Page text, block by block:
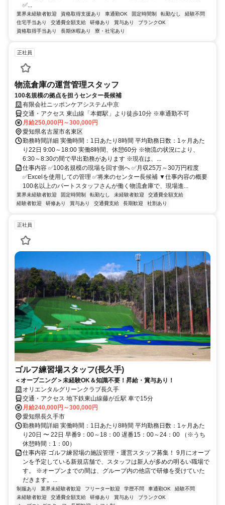
✅...
業界未経験者歓迎 資格取得支援あり 車通勤OK 固定時間制 転勤なし
経験不問
住宅手当あり
交通費全額支給 研修あり 賞与あり
ブランクOK
資格取得手当あり
長期休暇あり 寮・社宅あり
正社員
物流倉庫の運営管理スタッフ
100名規模の拠点を担うセンター長候補
有限会社ニッポンケアシステム中京
交通・アクセス 東山線「本郷駅」より徒歩10分 ※車通勤不可
月給250,000円～300,000円
愛知県名古屋市名東区
勤務時間詳細 実働時間：1日あたり8時間 平均勤務日数：1ヶ月あた
り22日 9:00～18:00 実働8時間、休憩60分 ※物流の状況により、
6:30～8:30の間で早出勤務があります ※現在は、...
仕事内容 ✅100名規模の現場を回す側へ ✅月収25万～30万円程度
✅Excelを使用しての管理 ✅将来のセンター長候補 ▼仕事内容の概要
100名以上のパートスタッフさんが働く物流倉庫で、現場進...
業界未経験者歓迎 固定時間制 転勤なし 未経験者歓迎
交通費全額支給
経験者歓迎
研修あり 賞与あり 交通費支給 長期歓迎 社割あり
正社員
ゴルフ練習場スタッフ(長久手)
＜オープニング＞未経験OK＆知識不要！昇給・賞与あり！
オリエンタルグリーンクラブ長久手
交通・アクセス 地下鉄東山線藤が丘駅 車で15分
月給240,000円～300,000円
愛知県長久手市
勤務時間詳細 実働時間：1日あたり8時間 平均勤務日数：1ヶ月あた
り20日 〜 22日 早番9：00～18：00 遅番15：00～24：00 （※うち
休憩時間：1：00）
仕事内容 ゴルフ練習場の施設管理・運営スタッフ募集！ 9月にオープ
ンを予定している新規店舗で、スタッフは新人が多めの明るい職場で
す。 ※オープンまでの間は、グループ内の他店で研修を受けていた
だきます。...
制服あり 業界未経験者歓迎 フリーター歓迎 学歴不問 車通勤OK
経験不問
未経験者歓迎
交通費全額支給 研修あり 賞与あり
ブランクOK